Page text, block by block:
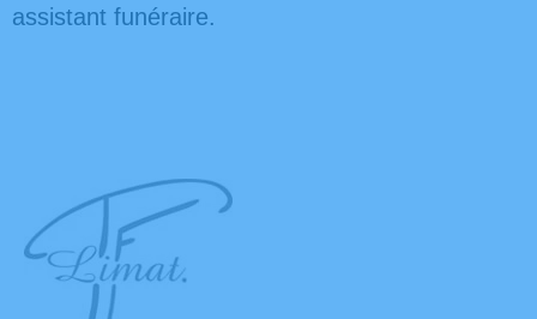
assistant funéraire.